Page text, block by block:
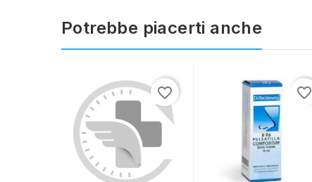
Potrebbe piacerti anche
favorite_border favorite_border